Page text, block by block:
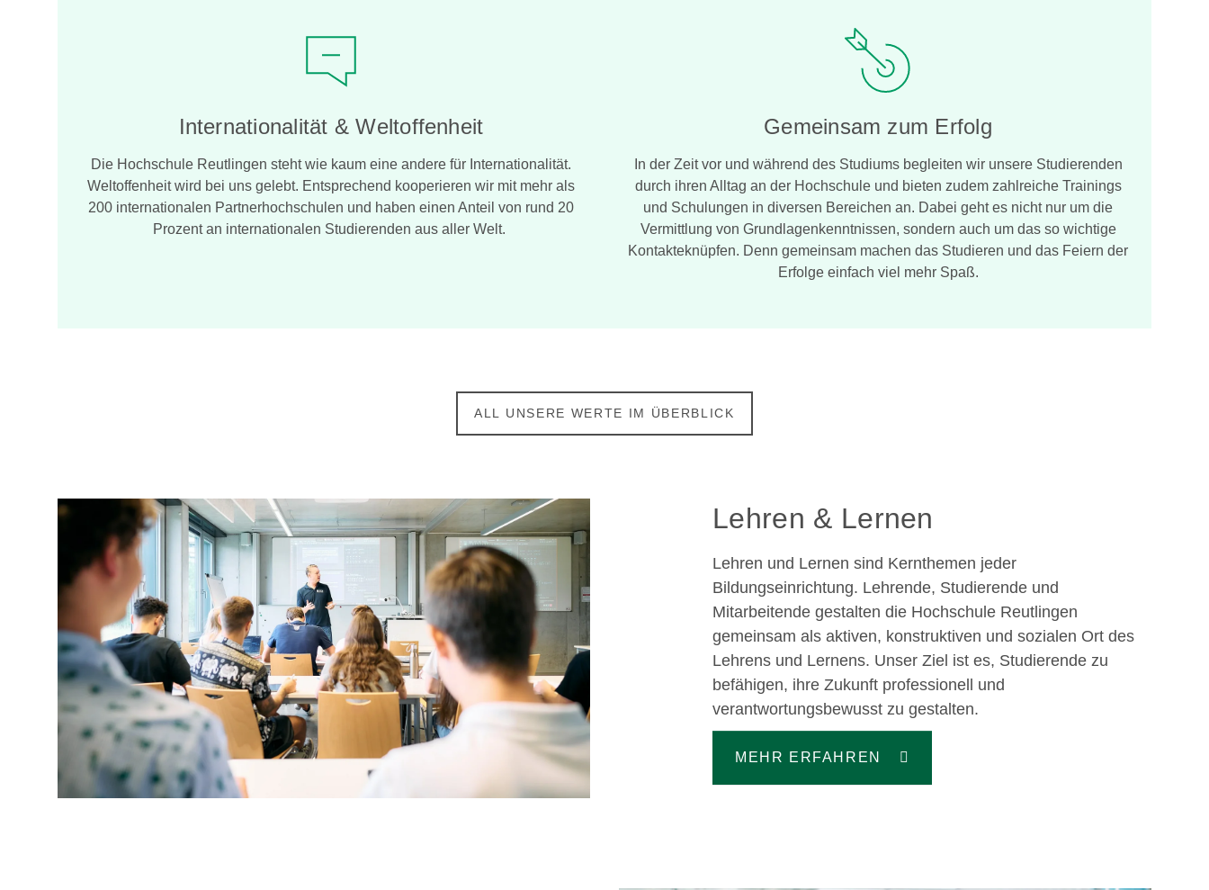
Internationalität & Weltoffenheit
Die Hochschule Reutlingen steht wie kaum eine andere für Internationalität.
Weltoffenheit wird bei uns gelebt. Entsprechend kooperieren wir mit mehr als
200 internationalen Partnerhochschulen und haben einen Anteil von rund 20
Prozent an internationalen Studierenden aus aller Welt.
Gemeinsam zum Erfolg
In der Zeit vor und während des Studiums begleiten wir unsere Studierenden
durch ihren Alltag an der Hochschule und bieten zudem zahlreiche Trainings
und Schulungen in diversen Bereichen an. Dabei geht es nicht nur um die
Vermittlung von Grundlagenkenntnissen, sondern auch um das so wichtige
Kontakteknüpfen. Denn gemeinsam machen das Studieren und das Feiern der
Erfolge einfach viel mehr Spaß.
ALL UNSERE WERTE IM ÜBERBLICK
Lehren & Lernen
Lehren und Lernen sind Kernthemen jeder
Bildungseinrichtung. Lehrende, Studierende und
Mitarbeitende gestalten die Hochschule Reutlingen
gemeinsam als aktiven, konstruktiven und sozialen Ort des
Lehrens und Lernens. Unser Ziel ist es, Studierende zu
befähigen, ihre Zukunft professionell und
verantwortungsbewusst zu gestalten.
MEHR ERFAHREN